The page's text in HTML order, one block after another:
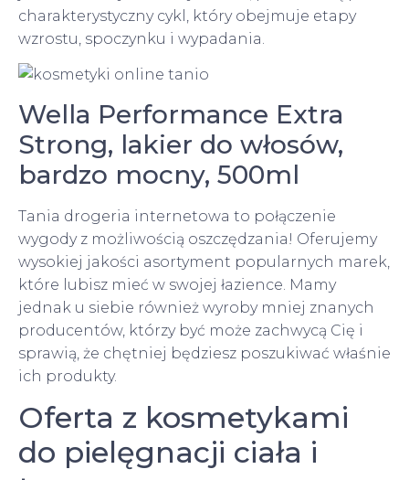
charakterystyczny cykl, który obejmuje etapy
wzrostu, spoczynku i wypadania.
Wella Performance Extra
Strong, lakier do włosów,
bardzo mocny, 500ml
Tania drogeria internetowa to połączenie
wygody z możliwością oszczędzania! Oferujemy
wysokiej jakości asortyment popularnych marek,
które lubisz mieć w swojej łazience. Mamy
jednak u siebie również wyroby mniej znanych
producentów, którzy być może zachwycą Cię i
sprawią, że chętniej będziesz poszukiwać właśnie
ich produkty.
Oferta z kosmetykami
do pielęgnacji ciała i